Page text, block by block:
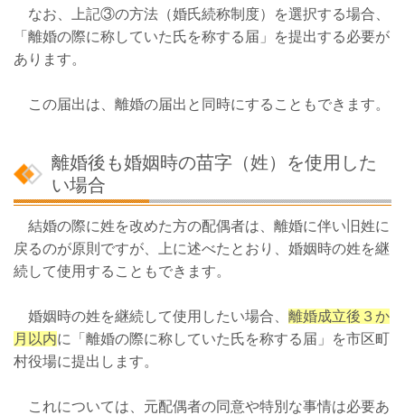
なお、上記③の方法（婚氏続称制度）を選択する場合、
「離婚の際に称していた氏を称する届」を提出する必要が
あります。
この届出は、離婚の届出と同時にすることもできます。
離婚後も婚姻時の苗字（姓）を使用した
い場合
結婚の際に姓を改めた方の配偶者は、離婚に伴い旧姓に
戻るのが原則ですが、上に述べたとおり、婚姻時の姓を継
続して使用することもできます。
婚姻時の姓を継続して使用したい場合、 離婚成立後３か
月以内に「離婚の際に称していた氏を称する届」を市区町
村役場に提出します。
これについては、元配偶者の同意や特別な事情は必要あ